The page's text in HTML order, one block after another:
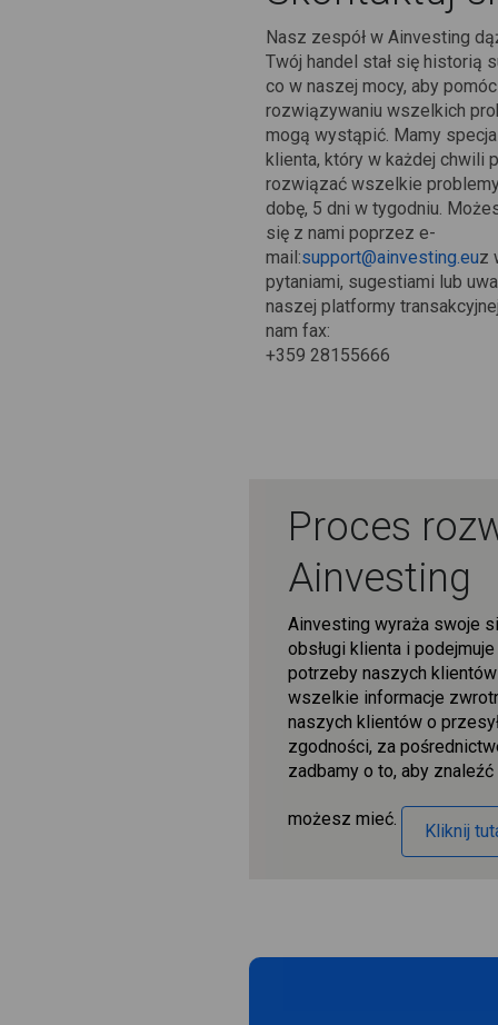
Nasz zespół w Ainvesting
Twój handel stał się historią
co w naszej mocy, aby
rozwiązywaniu wszelkich
mogą wystąpić. Mamy
klienta, który w każdej chwili
rozwiązać wszelkie
dobę, 5 dni w tygodniu.
się z nami poprzez e-
mail:support@ainvesting.euz
pytaniami, sugestiami lub
naszej platformy
nam fax:
+359 28155666
Proces
Ainvesting
Ainvesting wyraża swoje
obsługi klienta i
potrzeby naszych
wszelkie informacje
naszych klientów o
zgodności, za
zadbamy o to, aby
możesz mieć.
Kliknij